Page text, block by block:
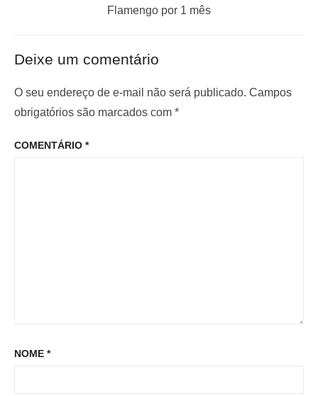
o
e
P
o
i
o
:
m
o
o
Flamengo por 1 mês
Deixe um comentário
O seu endereço de e-mail não será publicado. Campos
obrigatórios são marcados com *
COMENTÁRIO *
NOME *